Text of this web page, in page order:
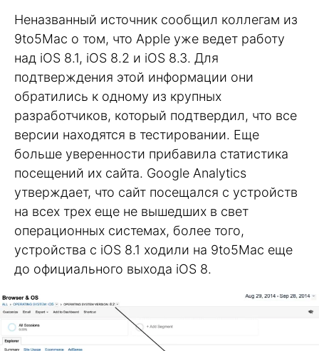
Неназванный источник сообщил коллегам из
9to5Mac о том, что Apple уже ведет работу
над iOS 8.1, iOS 8.2 и iOS 8.3. Для
подтверждения этой информации они
обратились к одному из крупных
разработчиков, который подтвердил, что все
версии находятся в тестировании. Еще
больше уверенности прибавила статистика
посещений их сайта. Google Analytics
утверждает, что сайт посещался с устройств
на всех трех еще не вышедших в свет
операционных системах, более того,
устройства с iOS 8.1 ходили на 9to5Mac еще
до официального выхода iOS 8.